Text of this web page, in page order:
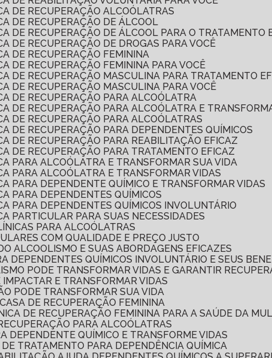
DE RECUPERAÇÃO ALCOÓLATRAS
DE RECUPERAÇÃO DE ÁLCOOL
DE RECUPERAÇÃO DE ÁLCOOL PARA O TRATAMENTO
DE RECUPERAÇÃO DE DROGAS PARA VOCÊ
DE RECUPERAÇÃO FEMININA
DE RECUPERAÇÃO FEMININA PARA VOCÊ
DE RECUPERAÇÃO MASCULINA PARA TRATAMENTO
DE RECUPERAÇÃO MASCULINA PARA VOCÊ
DE RECUPERAÇÃO PARA ALCOÓLATRA
DE RECUPERAÇÃO PARA ALCOÓLATRA E
DE RECUPERAÇÃO PARA ALCOÓLATRAS
DE RECUPERAÇÃO PARA DEPENDENTES QUÍMICOS
DE RECUPERAÇÃO PARA REABILITAÇÃO EFICAZ
DE RECUPERAÇÃO PARA TRATAMENTO EFICAZ
PARA ALCOÓLATRA E TRANSFORMAR SUA VIDA
PARA ALCOÓLATRA E TRANSFORMAR VIDAS
PARA DEPENDENTE QUÍMICO E TRANSFORMAR VIDAS
PARA DEPENDENTES QUÍMICOS
PARA DEPENDENTES QUÍMICOS INVOLUNTÁRIO
PARTICULAR PARA SUAS NECESSIDADES
PARA ALCOÓLATRAS
COM QUALIDADE E PREÇO JUSTO
ALCOOLISMO E SUAS ABORDAGENS EFICAZES
DEPENDENTES QUÍMICOS INVOLUNTÁRIO E SEUS
PODE TRANSFORMAR VIDAS E GARANTIR
IMPACTAR E TRANSFORMAR VIDAS
PODE TRANSFORMAR SUA VIDA
DE RECUPERAÇÃO FEMININA
DE RECUPERAÇÃO FEMININA PARA A SAÚDE DA
PARA ALCOÓLATRAS
DEPENDENTE QUÍMICO E TRANSFORME VIDAS
DE TRATAMENTO PARA DEPENDÊNCIA QUÍMICA